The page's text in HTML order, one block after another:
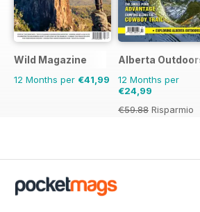
Wild Magazine
12 Months per €41,99
Alberta
12 Months per
€24,99
€59.88 Risparmio